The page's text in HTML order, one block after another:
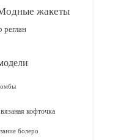
жакеты
реглан
вязаная кофточка
болеро